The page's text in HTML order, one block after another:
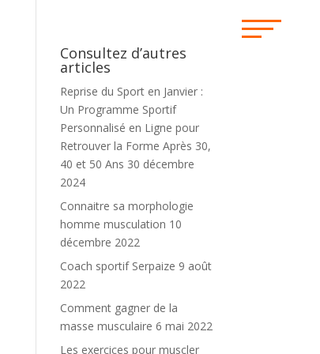
Consultez d’autres
articles
Reprise du Sport en Janvier :
Un Programme Sportif
Personnalisé en Ligne pour
Retrouver la Forme Après 30,
40 et 50 Ans 30 décembre
2024
Connaitre sa morphologie
homme musculation 10
décembre 2022
Coach sportif Serpaize 9 août
2022
Comment gagner de la
masse musculaire 6 mai 2022
Les exercices pour muscler